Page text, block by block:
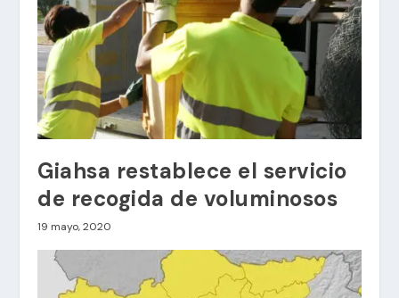
Giahsa restablece el servicio
de recogida de voluminosos
19 mayo, 2020